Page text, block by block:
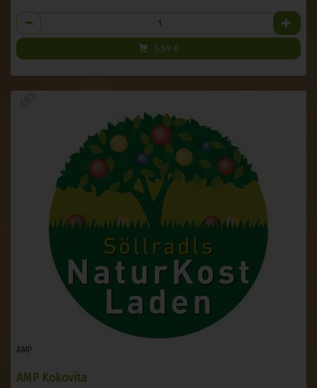
Anzahl
5,69 €
AMP
AMP Kokovita